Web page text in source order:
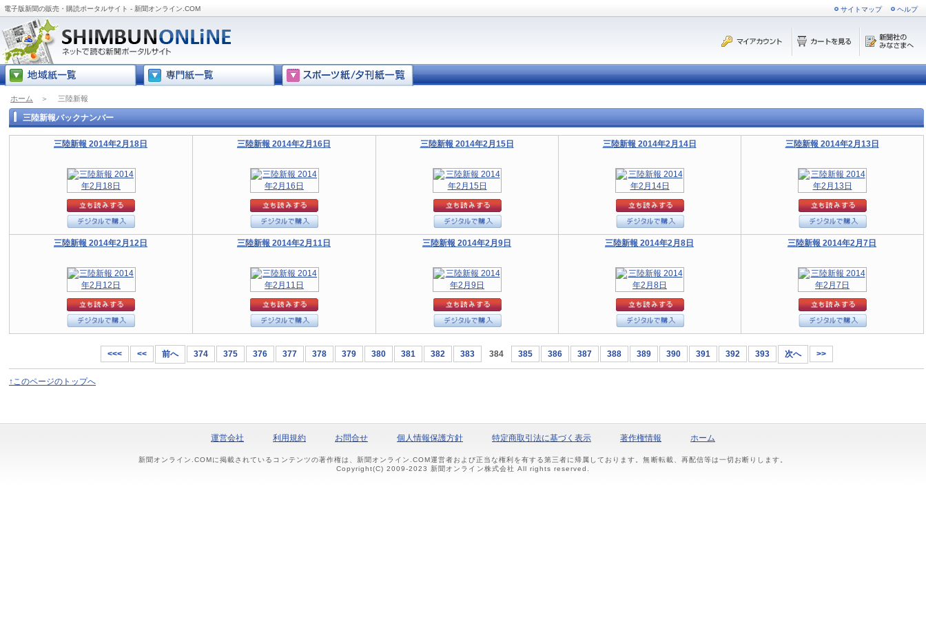
電子版新聞の販売・購読ポータルサイト - 新聞オンライン.COM サイトマップ ヘルプ
ホーム ＞ 三陸新報
三陸新報バックナンバー
三陸新報 2014年2月18日 三陸新報 2014年2月16日 三陸新報 2014年2月15日 三陸新報 2014年2月14日 三陸新報 2014年2月13日
三陸新報 2014年2月12日 三陸新報 2014年2月11日 三陸新報 2014年2月9日 三陸新報 2014年2月8日 三陸新報 2014年2月7日
<<< << 前へ 374 375 376 377 378 379 380 381 382 383 384 385 386 387 388 389 390 391 392 393 次へ >>
↑このページのトップへ
運営会社 利用規約 お問合せ 個人情報保護方針 特定商取引法に基づく表示 著作権情報 ホーム
新聞オンライン.COMに掲載されているコンテンツの著作権は、新聞オンライン.COM運営者および正当な権利を有する第三者に帰属しております。無断転載、再配信等は一切お断りします。
Copyright(C) 2009-2023 新聞オンライン株式会社 All rights reserved.